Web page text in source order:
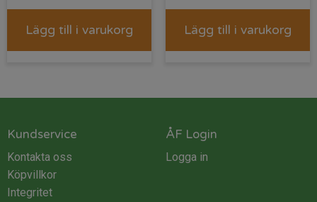
Lägg till i varukorg Lägg till i varukorg
Kundservice
Kontakta oss
Köpvillkor
Integritet
ÅF Login
Logga in